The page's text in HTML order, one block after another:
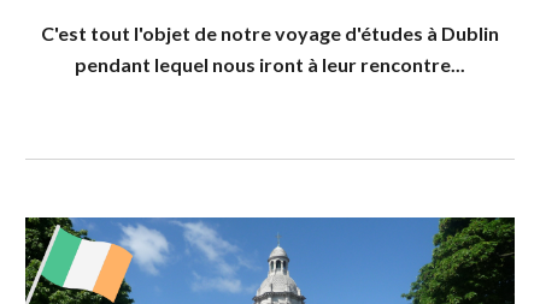
C'est tout l'objet de notre voyage d'études à Dublin
pendant lequel nous iront à leur rencontre...